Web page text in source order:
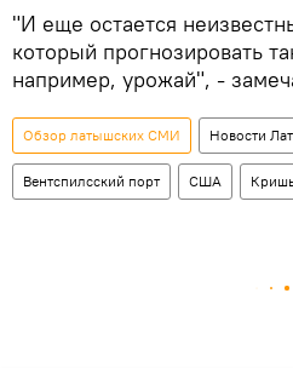
"И еще остается
который прогнозировать
например, урожай", -
Обзор латышских СМИ Новости
Вентспилсский порт США